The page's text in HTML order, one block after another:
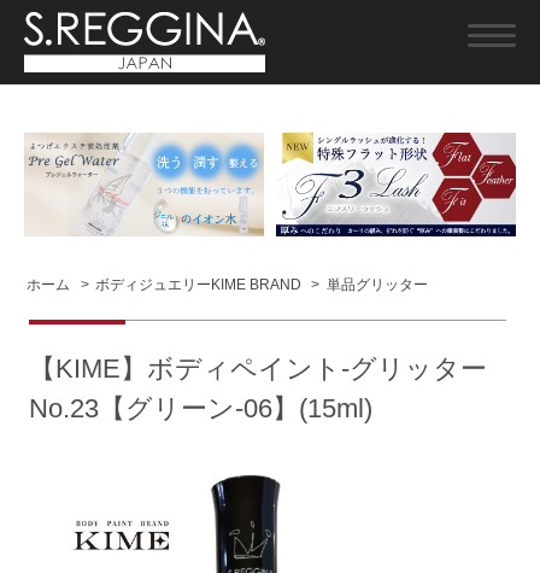
ホーム > ボディジュエリーKIME BRAND > 単品グリッター
【KIME】ボディペイント-グリッター
No.23【グリーン-06】(15ml)